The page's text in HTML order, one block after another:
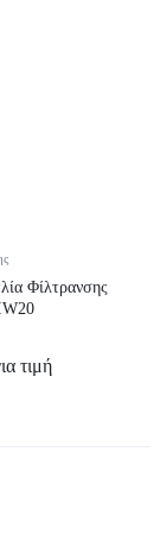
Φίλτρανσης
τιμή